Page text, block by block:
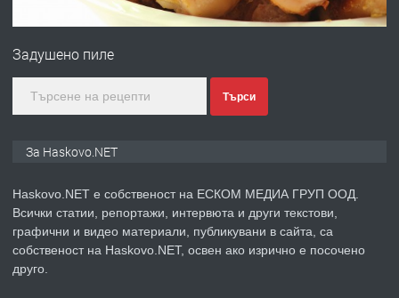
ПРОСТОРЕН ТРИСТАЕН
АПАРТАМЕНТ В НОВА СГРАДА КВ.
КУБА
ПРЕДЛАГА
Продавам парцел в гр. Хасково кв.
Хисаря до ток, вода,канализация,
асфалт 0889 537 426
Задушено пиле
Търси
За Haskovo.NET
Haskovo.NET е собственост на ЕСКОМ МЕДИА ГРУП ООД.
Всички статии, репортажи, интервюта и други текстови,
графични и видео материали, публикувани в сайта, са
собственост на Haskovo.NET, освен ако изрично е посочено
друго.